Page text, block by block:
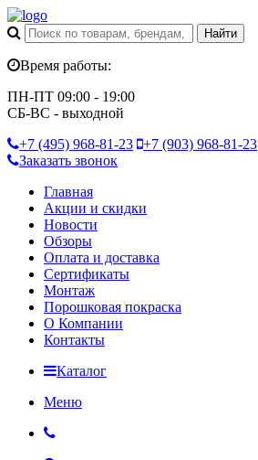
Время работы:
ПН-ПТ 09:00 - 19:00
СБ-ВС - выходной
+7 (495) 968-81-23 +7 (903) 968-81-23
Заказать звонок
Главная
Акции и скидки
Новости
Обзоры
Оплата и доставка
Сертификаты
Монтаж
Порошковая покраска
О Компании
Контакты
Каталог
Меню